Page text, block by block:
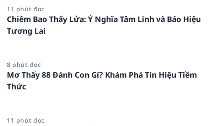
11 phút đọc
Chiêm Bao Thấy Lửa: Ý Nghĩa Tâm Linh và Báo Hiệu
Tương Lai
8 phút đọc
Mơ Thấy 88 Đánh Con Gì? Khám Phá Tín Hiệu Tiềm
Thức
11 phút đọc